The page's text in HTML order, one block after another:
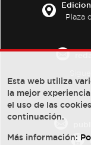
Plaza
Esta web utiliza
la mejor
el uso de las
continuación.
Más información: